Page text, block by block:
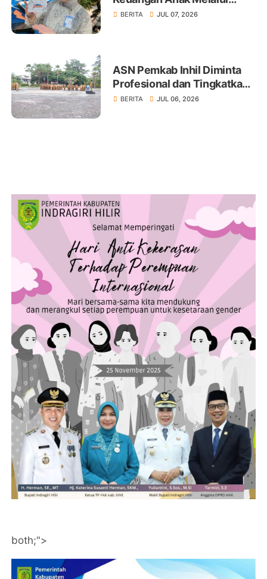
Produk BritAma Junio
BERITA JUL 07, 2026
ASN Pemkab Inhil Diminta
Profesional dan Tingkatkan
Pelayanan Publik
BERITA JUL 06, 2026
both;">